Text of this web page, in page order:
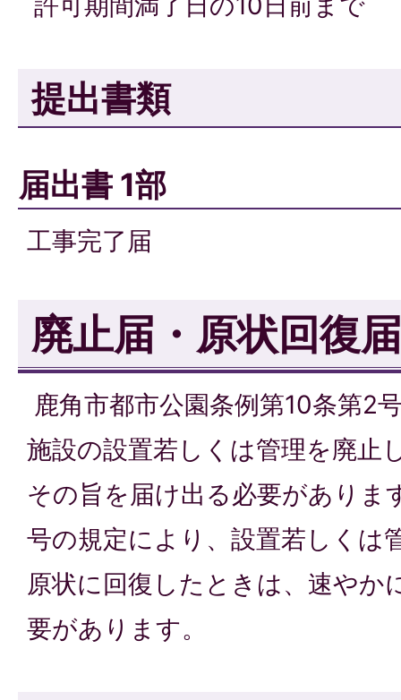
提出書類
届出書 1部
工事完了届
廃止届・原状回復届
鹿角市都市公園条例第10条第2
施設の設置若しくは管理を廃止
その旨を届け出る必要がありま
号の規定により、設置若しくは
原状に回復したときは、速やか
要があります。